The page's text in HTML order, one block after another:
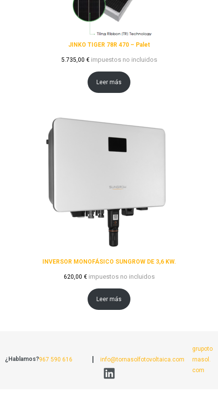
JINKO TIGER 78R 470 – Palet
5.735,00 € impuestos no incluidos
Leer más
INVERSOR MONOFÁSICO SUNGROW DE 3,6 KW.
620,00 € impuestos no incluidos
Leer más
¿Hablamos?967 590 616 info@tornasolfotovoltaica.com
grupoto
rnasol.
com